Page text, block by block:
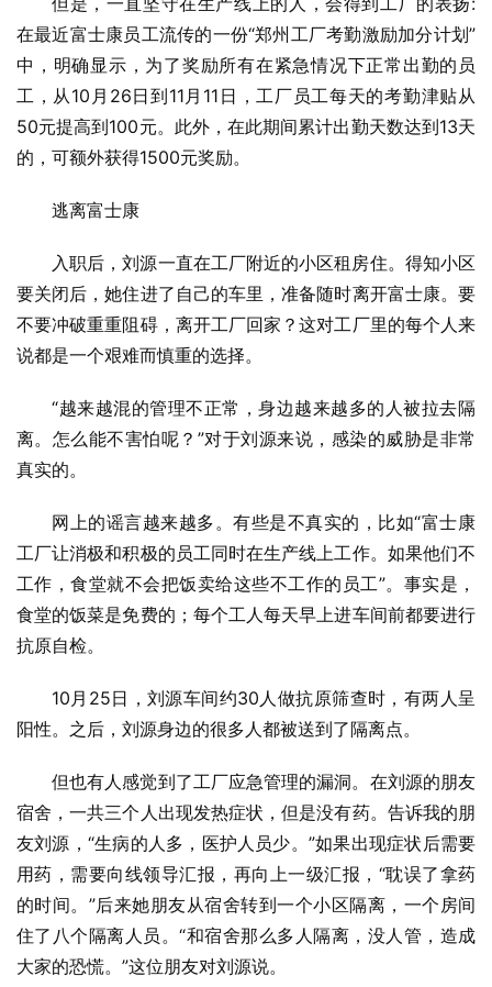
在最近富士康员工流传的一份“郑州工厂考勤激励加分计划”
中，明确显示，为了奖励所有在紧急情况下正常出勤的员
工，从10月26日到11月11日，工厂员工每天的考勤津贴从
50元提高到100元。此外，在此期间累计出勤天数达到13天
的，可额外获得1500元奖励。
逃离富士康
入职后，刘源一直在工厂附近的小区租房住。得知小区
要关闭后，她住进了自己的车里，准备随时离开富士康。要
不要冲破重重阻碍，离开工厂回家？这对工厂里的每个人来
说都是一个艰难而慎重的选择。
“越来越混的管理不正常，身边越来越多的人被拉去隔
离。怎么能不害怕呢？”对于刘源来说，感染的威胁是非常
真实的。
网上的谣言越来越多。有些是不真实的，比如“富士康
工厂让消极和积极的员工同时在生产线上工作。如果他们不
工作，食堂就不会把饭卖给这些不工作的员工”。事实是，
食堂的饭菜是免费的；每个工人每天早上进车间前都要进行
抗原自检。
10月25日，刘源车间约30人做抗原筛查时，有两人呈
阳性。之后，刘源身边的很多人都被送到了隔离点。
但也有人感觉到了工厂应急管理的漏洞。在刘源的朋友
宿舍，一共三个人出现发热症状，但是没有药。告诉我的朋
友刘源，“生病的人多，医护人员少。”如果出现症状后需要
用药，需要向线领导汇报，再向上一级汇报，“耽误了拿药
的时间。”后来她朋友从宿舍转到一个小区隔离，一个房间
住了八个隔离人员。“和宿舍那么多人隔离，没人管，造成
大家的恐慌。”这位朋友对刘源说。